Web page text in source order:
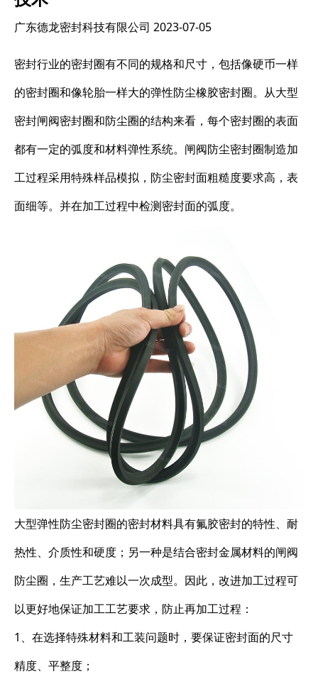
广东德龙密封科技有限公司 2023-07-05
密封行业的密封圈有不同的规格和尺寸，包括像硬币一样
的密封圈和像轮胎一样大的弹性防尘橡胶密封圈。从大型
密封闸阀密封圈和防尘圈的结构来看，每个密封圈的表面
都有一定的弧度和材料弹性系统。闸阀防尘密封圈制造加
工过程采用特殊样品模拟，防尘密封面粗糙度要求高，表
面细等。并在加工过程中检测密封面的弧度。
大型弹性防尘密封圈的密封材料具有氟胶密封的特性、耐
热性、介质性和硬度；另一种是结合密封金属材料的闸阀
防尘圈，生产工艺难以一次成型。因此，改进加工过程可
以更好地保证加工工艺要求，防止再加工过程：
1、在选择特殊材料和工装问题时，要保证密封面的尺寸
精度、平整度；